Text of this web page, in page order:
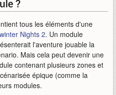
?
tous les éléments d'une
Nights 2. Un module
l'aventure jouable la
Mais cela peut devenir une
contenant plusieurs zones et
épique (comme la
modules.